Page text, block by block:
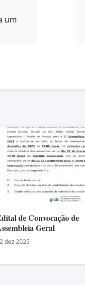
um
de Convocação de
Geral
dez 2025